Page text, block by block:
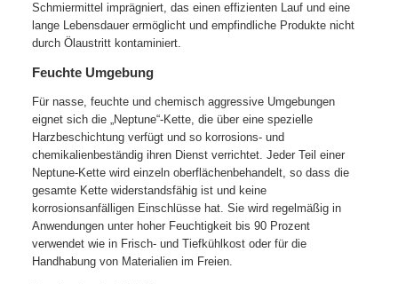
Schmiermittel imprägniert, das einen effizienten Lauf und eine
lange Lebensdauer ermöglicht und empfindliche Produkte nicht
durch Ölaustritt kontaminiert.
Feuchte Umgebung
Für nasse, feuchte und chemisch aggressive Umgebungen
eignet sich die „Neptune“-Kette, die über eine spezielle
Harzbeschichtung verfügt und so korrosions- und
chemikalienbeständig ihren Dienst verrichtet. Jeder Teil einer
Neptune-Kette wird einzeln oberflächenbehandelt, so dass die
gesamte Kette widerstandsfähig ist und keine
korrosionsanfälligen Einschlüsse hat. Sie wird regelmäßig in
Anwendungen unter hoher Feuchtigkeit bis 90 Prozent
verwendet wie in Frisch- und Tiefkühlkost oder für die
Handhabung von Materialien im Freien.